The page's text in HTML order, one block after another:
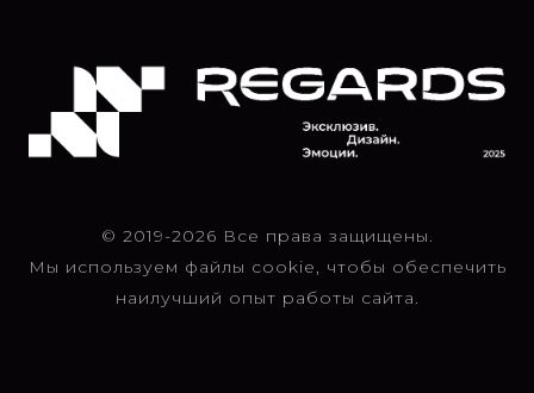
© 2019-2026 Все права защищены.
Мы используем файлы cookie, чтобы обеспечить
наилучший опыт работы сайта.